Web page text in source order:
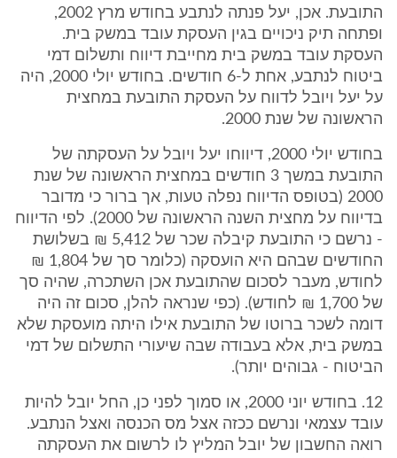
התובעת. אכן, יעל פנתה לנתבע בחודש מרץ 2002,
ופתחה תיק ניכויים בגין העסקת עובד במשק בית.
העסקת עובד במשק בית מחייבת דיווח ותשלום דמי
ביטוח לנתבע, אחת ל-6 חודשים. בחודש יולי 2000, היה
על יעל ויובל לדווח על העסקת התובעת במחצית
הראשונה של שנת 2000.
בחודש יולי 2000, דיווחו יעל ויובל על העסקתה של
התובעת במשך 3 חודשים במחצית הראשונה של שנת
2000 (בטופס הדיווח נפלה טעות, אך ברור כי מדובר
בדיווח על מחצית השנה הראשונה של 2000). לפי הדיווח
- נרשם כי התובעת קיבלה שכר של 5,412 ₪ בשלושת
החודשים שבהם היא הועסקה (כלומר סך של 1,804 ₪
לחודש, מעבר לסכום שהתובעת אכן השתכרה, שהיה סך
של 1,700 ₪ לחודש). (כפי שנראה להלן, סכום זה היה
דומה לשכר ברוטו של התובעת אילו היתה מועסקת שלא
במשק בית, אלא בעבודה שבה שיעורי התשלום של דמי
הביטוח - גבוהים יותר).
12. בחודש יוני 2000, או סמוך לפני כן, החל יובל להיות
עובד עצמאי ונרשם ככזה אצל מס הכנסה ואצל הנתבע.
רואה החשבון של יובל המליץ לו לרשום את העסקתה